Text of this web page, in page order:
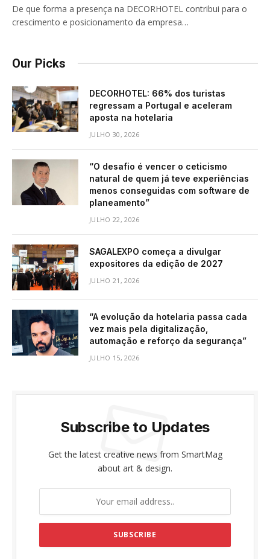
De que forma a presença na DECORHOTEL contribui para o
crescimento e posicionamento da empresa…
Our Picks
DECORHOTEL: 66% dos turistas
regressam a Portugal e aceleram
aposta na hotelaria
JULHO 30, 2026
“O desafio é vencer o ceticismo
natural de quem já teve experiências
menos conseguidas com software de
planeamento”
JULHO 22, 2026
SAGALEXPO começa a divulgar
expositores da edição de 2027
JULHO 21, 2026
“A evolução da hotelaria passa cada
vez mais pela digitalização,
automação e reforço da segurança”
JULHO 15, 2026
Subscribe to Updates
Get the latest creative news from SmartMag
about art & design.